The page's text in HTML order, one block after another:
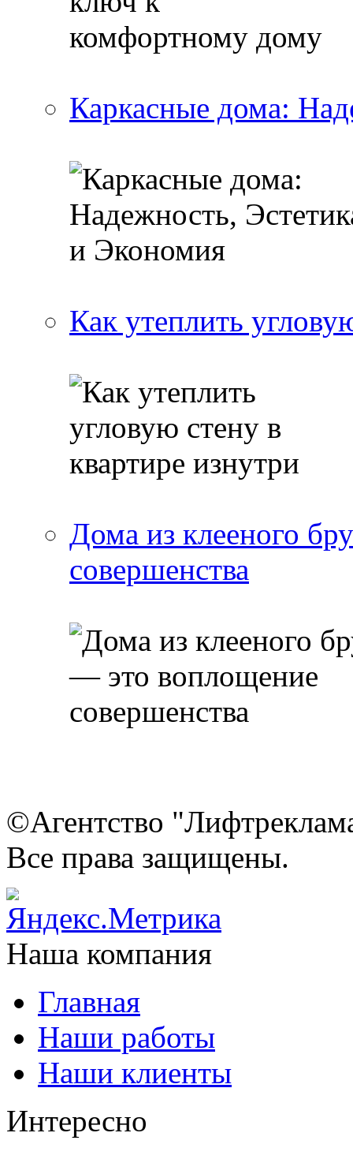
Каркасные дома:
Как утеплить
Дома из клееного
совершенства
©Агентство
Все права защищены.
Наша компания
Главная
Наши работы
Наши клиенты
Интересно